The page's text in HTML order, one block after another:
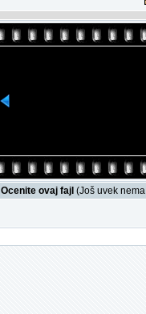
Ocenite ovaj fajl (Još uvek